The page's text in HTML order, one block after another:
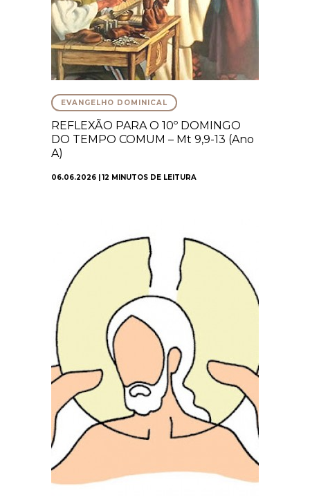
EVANGELHO DOMINICAL
REFLEXÃO PARA O 10º DOMINGO
DO TEMPO COMUM – Mt 9,9-13 (Ano
A)
06.06.2026 | 12 MINUTOS DE LEITURA